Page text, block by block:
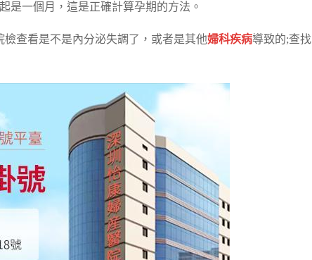
是一個月，這是正確計算孕期的方法。
查看是不是內分泌失調了，或者是其他婦科疾病導致的;查找